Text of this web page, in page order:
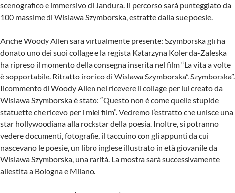
scenografico e immersivo di Jandura. Il percorso sarà punteggiato da
100 massime di Wislawa Szymborska, estratte dalla sue poesie.
Anche Woody Allen sarà virtualmente presente: Szymborska gli ha
donato uno dei suoi collage e la regista Katarzyna Kolenda-Zaleska
ha ripreso il momento della consegna inserita nel film “La vita a volte
è sopportabile. Ritratto ironico di Wislawa Szymborska”. Szymborska”.
Ilcommento di Woody Allen nel ricevere il collage per lui creato da
Wislawa Szymborska è stato: “Questo non è come quelle stupide
statuette che ricevo per i miei film”. Vedremo l’estratto che unisce una
star hollywoodiana alla rockstar della poesia. Inoltre, si potranno
vedere documenti, fotografie, il taccuino con gli appunti da cui
nascevano le poesie, un libro inglese illustrato in età giovanile da
Wislawa Szymborska, una rarità. La mostra sarà successivamente
allestita a Bologna e Milano.